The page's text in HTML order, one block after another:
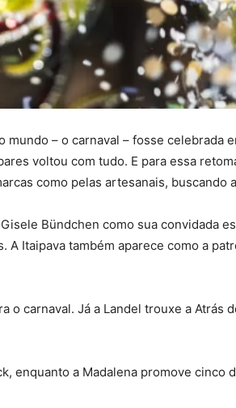
– o carnaval – fosse celebrada
voltou com tudo. E para essa
como pelas artesanais, buscando
Bündchen como sua convidada
Itaipava também aparece como a
o carnaval. Já a Landel trouxe a Atrás
enquanto a Madalena promove cinco